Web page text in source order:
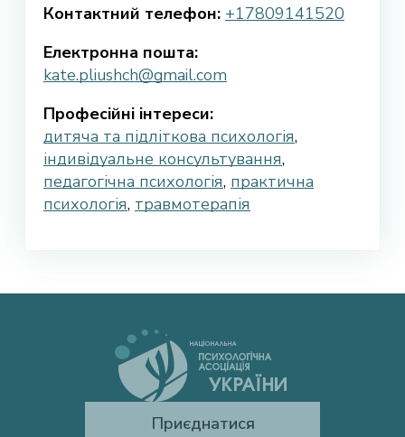
Контактний телефон: +17809141520
Електронна пошта:
kate.pliushch@gmail.com
Професійні інтереси:
дитяча та підліткова психологія,
індивідуальне консультування,
педагогічна психологія, практична
психологія, травмотерапія
Приєднатися